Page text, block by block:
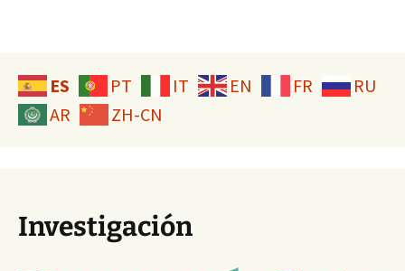
ES PT IT EN FR
RU
AR
ZH-CN
Investigación